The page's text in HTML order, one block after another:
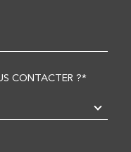
CONTACTER ?*